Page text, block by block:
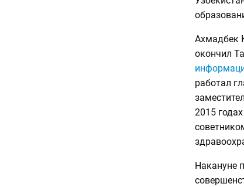
Ахмадбек
окончил
работал
2015
Накануне